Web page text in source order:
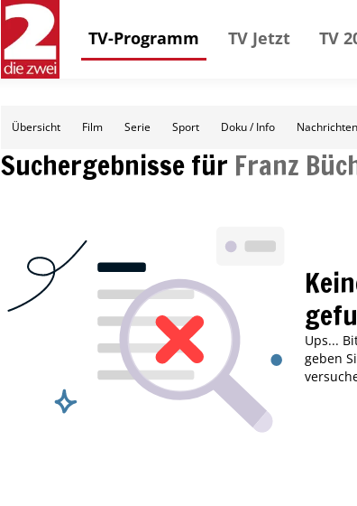
TV-Programm TV Jetzt TV
Übersicht Film Serie Sport Doku / Info Nachrichten
Suchergebnisse für Franz
Ups...
geben